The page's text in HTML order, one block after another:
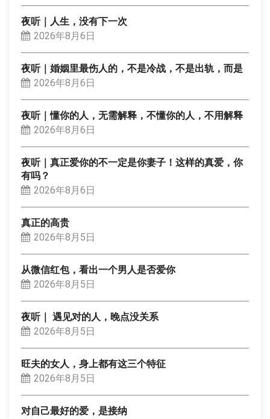
夜听｜人生，没有下一次
2026年8月6日
夜听｜婚姻里最伤人的，不是冷战，不是出轨，而是
2026年8月6日
夜听｜懂你的人，无需解释，不懂你的人，不用解释
2026年8月6日
夜听｜真正爱你的不一定是你妻子！这样的真爱，你
有吗？
2026年8月6日
真正的高贵
2026年8月5日
从微信红包，看出一个男人是否爱你
2026年8月5日
夜听｜ 遇见对的人，晚点没关系
2026年8月5日
旺夫的女人，身上都有这三个特征
2026年8月5日
对自己最好的爱，是接纳